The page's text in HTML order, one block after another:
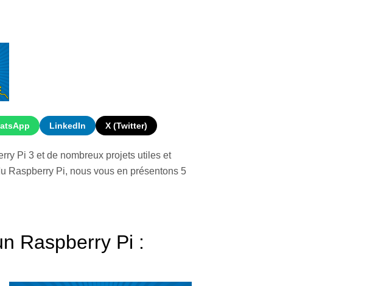
LinkedIn X (Twitter)
Pi 3 et de nombreux projets utiles et
Raspberry Pi, nous vous en présentons 5
Raspberry Pi :